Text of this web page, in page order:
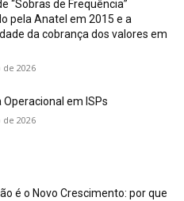
“Sobras de Frequência”
pela Anatel em 2015 e a
da cobrança dos valores em
2026
Operacional em ISPs
2026
é o Novo Crescimento: por que